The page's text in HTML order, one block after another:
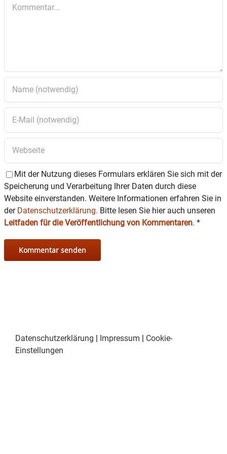
Mit der Nutzung dieses Formulars erklären Sie sich mit der
Speicherung und Verarbeitung Ihrer Daten durch diese
Website einverstanden. Weitere Informationen erfahren Sie in
der Datenschutzerklärung. Bitte lesen Sie hier auch unseren
Leitfaden für die Veröffentlichung von Kommentaren. *
Datenschutzerklärung | Impressum | Cookie-
Einstellungen